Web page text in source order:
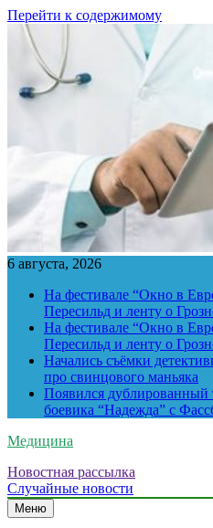
Перейти к содержимому
6 августа, 2026
На фестивале “Окно в
Пересильд и ленту о
На фестивале “Окно в
Пересильд и ленту о
Начались съёмки
про свинцового маньяка
Появился дублированный
боевика “Надежда” с
Медицина
Новостная рассылка
Случайные новости
Меню